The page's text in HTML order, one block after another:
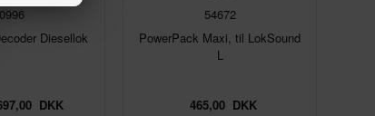
Diesellok
DKK
54672
PowerPack Maxi, til LokSound
L
465,00 DKK